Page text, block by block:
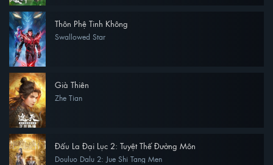
Thôn Phệ Tinh Không
Swallowed Star
Già Thiên
Zhe Tian
Đấu La Đại Lục 2: Tuyệt Thế Đường Môn
Douluo Dalu 2: Jue Shi Tang Men